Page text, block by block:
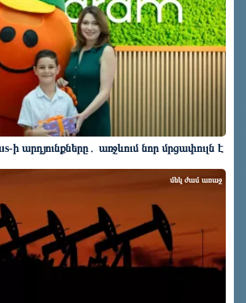
ի արդյունքները․ առջևում նոր մրցափուլն է
մեկ ժամ առաջ